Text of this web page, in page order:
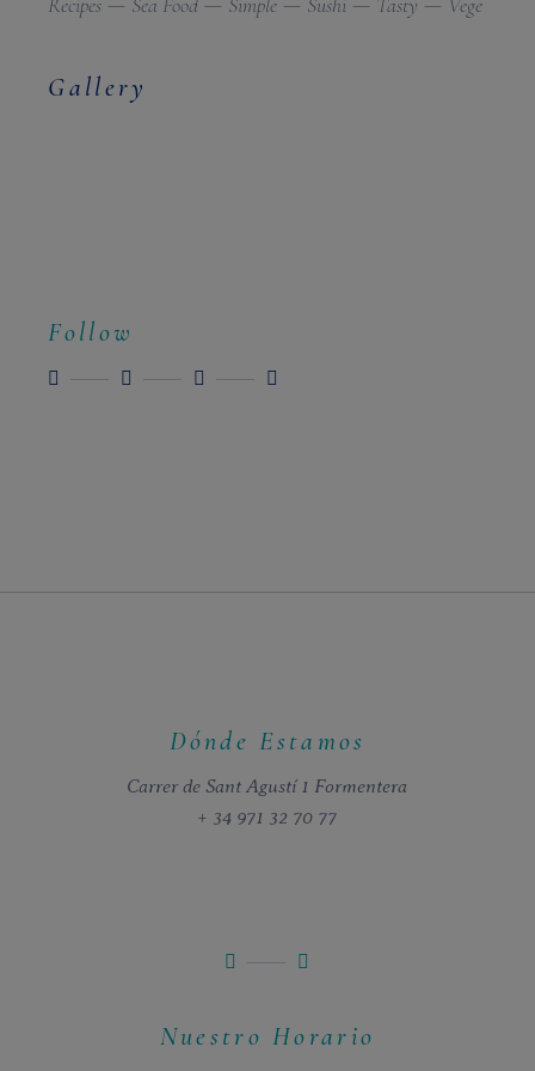
Gallery
Follow
Dónde Estamos
Carrer de Sant Agustí 1 Formentera
+ 34 971 32 70 77
Nuestro Horario